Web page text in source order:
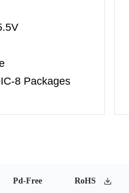
8 Packages
Pd-Free RoHS